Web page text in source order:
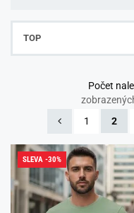
TOP
Počet
1
2
SLEVA -30%